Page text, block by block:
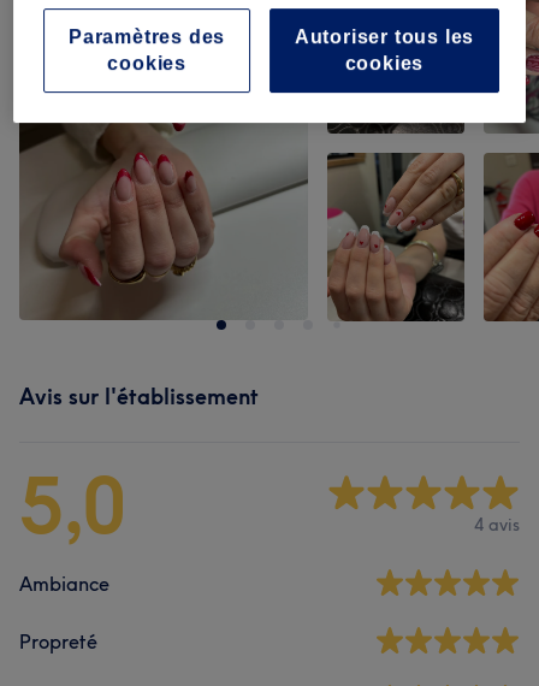
Avis sur l'établissement
5,0 4 avis
Ambiance
Propreté
Autoriser tous les
cookies
Paramètres des
cookies